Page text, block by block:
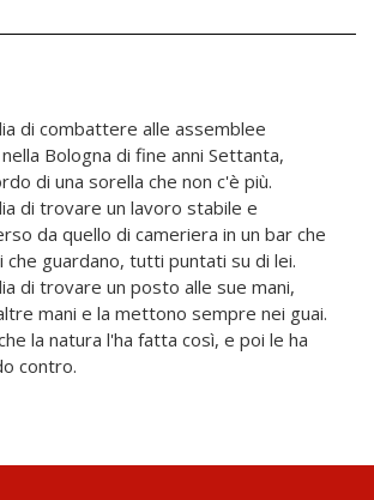
di combattere alle assemblee
Bologna di fine anni Settanta,
di una sorella che non c'è più.
di trovare un lavoro stabile e
da quello di cameriera in un bar che
che guardano, tutti puntati su di lei.
di trovare un posto alle sue mani,
mani e la mettono sempre nei guai.
la natura l'ha fatta così, e poi le ha
contro.